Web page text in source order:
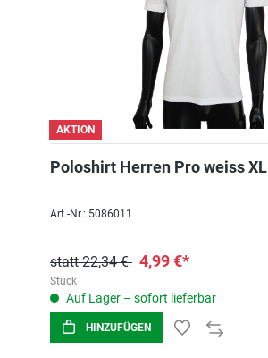
AKTION
Poloshirt Herren Pro weiss XL
Art.-Nr.: 5086011
statt 22,34 € 4,99 €*
Stück
Auf Lager – sofort lieferbar
HINZUFÜGEN